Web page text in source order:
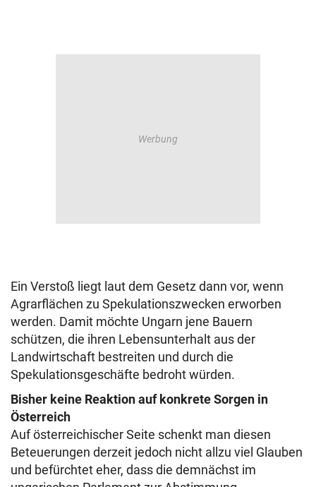
Ein Verstoß liegt laut dem Gesetz dann vor, wenn
Agrarflächen zu Spekulationszwecken erworben
werden. Damit möchte Ungarn jene Bauern
schützen, die ihren Lebensunterhalt aus der
Landwirtschaft bestreiten und durch die
Spekulationsgeschäfte bedroht würden.
Bisher keine Reaktion auf konkrete Sorgen in
Österreich
Auf österreichischer Seite schenkt man diesen
Beteuerungen derzeit jedoch nicht allzu viel Glauben
und befürchtet eher, dass die demnächst im